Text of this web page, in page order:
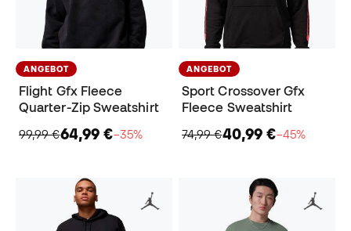
ANGEBOT
Flight Gfx Fleece
Quarter-Zip Sweatshirt
99,99 €64,99 €−35%
ANGEBOT
Sport Crossover Gfx
Fleece Sweatshirt
74,99 €40,99 €−45%